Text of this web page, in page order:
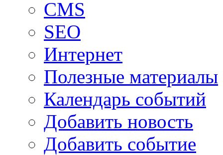
CMS
SEO
Интернет
Полезные материалы
Календарь событий
Добавить новость
Добавить событие